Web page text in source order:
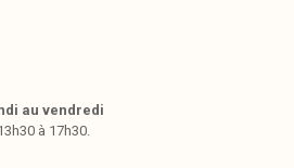
au vendredi
à 17h30.